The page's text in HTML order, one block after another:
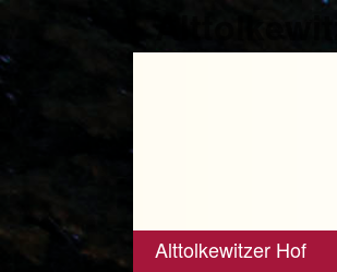
Alttolkewitzer Hof